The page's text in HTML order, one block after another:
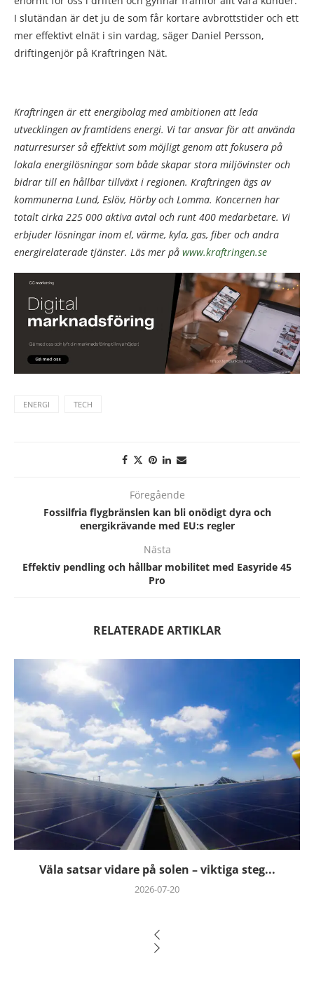
I slutändan är det ju de som får kortare avbrottstider och ett
mer effektivt elnät i sin vardag, säger Daniel Persson,
driftingenjör på Kraftringen Nät.
Kraftringen är ett energibolag med ambitionen att leda
utvecklingen av framtidens energi. Vi tar ansvar för att använda
naturresurser så effektivt som möjligt genom att fokusera på
lokala energilösningar som både skapar stora miljövinster och
bidrar till en hållbar tillväxt i regionen. Kraftringen ägs av
kommunerna Lund, Eslöv, Hörby och Lomma. Koncernen har
totalt cirka 225 000 aktiva avtal och runt 400 medarbetare. Vi
erbjuder lösningar inom el, värme, kyla, gas, fiber och andra
energirelaterade tjänster. Läs mer på www.kraftringen.se
ENERGI TECH
Föregående
Fossilfria flygbränslen kan bli onödigt dyra och
energikrävande med EU:s regler
Nästa
Effektiv pendling och hållbar mobilitet med Easyride 45
Pro
RELATERADE ARTIKLAR
Väla satsar vidare på solen – viktiga steg...
2026-07-20